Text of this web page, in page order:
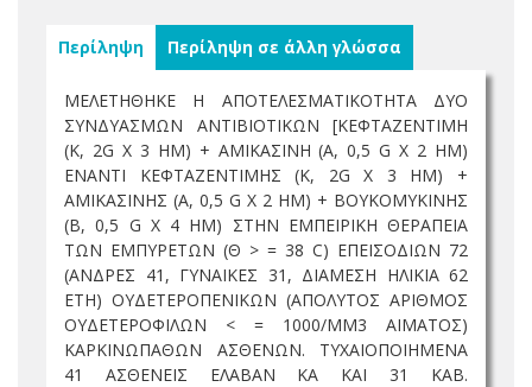
Περίληψη Περίληψη σε άλλη γλώσσα
ΜΕΛΕΤΗΘΗΚΕ Η ΑΠΟΤΕΛΕΣΜΑΤΙΚΟΤΗΤΑ ΔΥΟ
ΣΥΝΔΥΑΣΜΩΝ ΑΝΤΙΒΙΟΤΙΚΩΝ [ΚΕΦΤΑΖΕΝΤΙΜΗ
(Κ, 2G X 3 ΗΜ) + ΑΜΙΚΑΣΙΝΗ (Α, 0,5 G X 2 ΗΜ)
ΕΝΑΝΤΙ ΚΕΦΤΑΖΕΝΤΙΜΗΣ (Κ, 2G X 3 ΗΜ) +
ΑΜΙΚΑΣΙΝΗΣ (Α, 0,5 G X 2 ΗΜ) + ΒΟΥΚΟΜΥΚΙΝΗΣ
(Β, 0,5 G X 4 ΗΜ) ΣΤΗΝ ΕΜΠΕΙΡΙΚΗ ΘΕΡΑΠΕΙΑ
ΤΩΝ ΕΜΠΥΡΕΤΩΝ (Θ > = 38 C) ΕΠΕΙΣΟΔΙΩΝ 72
(ΑΝΔΡΕΣ 41, ΓΥΝΑΙΚΕΣ 31, ΔΙΑΜΕΣΗ ΗΛΙΚΙΑ 62
ΕΤΗ) ΟΥΔΕΤΕΡΟΠΕΝΙΚΩΝ (ΑΠΟΛΥΤΟΣ ΑΡΙΘΜΟΣ
ΟΥΔΕΤΕΡΟΦΙΛΩΝ < = 1000/MM3 ΑΙΜΑΤΟΣ)
ΚΑΡΚΙΝΩΠΑΘΩΝ ΑΣΘΕΝΩΝ. ΤΥΧΑΙΟΠΟΙΗΜΕΝΑ
41 ΑΣΘΕΝΕΙΣ ΕΛΑΒΑΝ ΚΑ ΚΑΙ 31 ΚΑΒ.